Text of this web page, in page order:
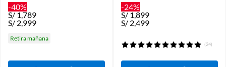
-40%
S/ 1,789
S/ 2,999
Retira mañana
-24%
S/ 1,899
S/ 2,499
(24)